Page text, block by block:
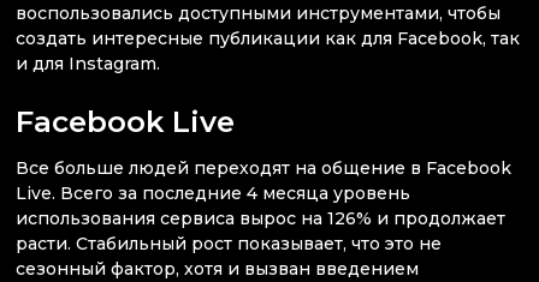
воспользовались доступными инструментами, чтобы
создать интересные публикации как для Facebook, так
и для Instagram.
Facebook Live
Все больше людей переходят на общение в Facebook
Live. Всего за последние 4 месяца уровень
использования сервиса вырос на 126% и продолжает
расти. Стабильный рост показывает, что это не
сезонный фактор, хотя и вызван введением